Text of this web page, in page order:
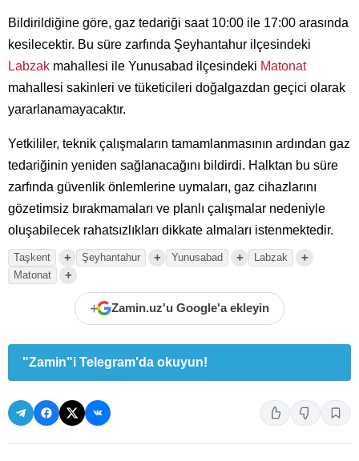
Bildirildiğine göre, gaz tedariği saat 10:00 ile 17:00 arasında
kesilecektir. Bu süre zarfında Şeyhantahur ilçesindeki
Labzak mahallesi ile Yunusabad ilçesindeki Matonat
mahallesi sakinleri ve tüketicileri doğalgazdan geçici olarak
yararlanamayacaktır.
Yetkililer, teknik çalışmaların tamamlanmasının ardından gaz
tedariğinin yeniden sağlanacağını bildirdi. Halktan bu süre
zarfında güvenlik önlemlerine uymaları, gaz cihazlarını
gözetimsiz bırakmamaları ve planlı çalışmalar nedeniyle
oluşabilecek rahatsızlıkları dikkate almaları istenmektedir.
Taşkent + Şeyhantahur + Yunusabad + Labzak +
Matonat +
+ Zamin.uz'u Google'a ekleyin
"Zamin"i Telegram'da okuyun!